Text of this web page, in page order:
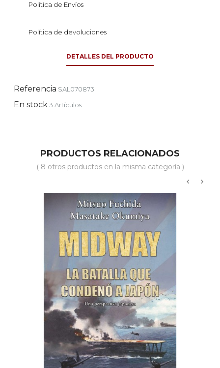
Política de Envíos
Política de devoluciones
DETALLES DEL PRODUCTO
Referencia SAL070873
En stock3 Artículos
PRODUCTOS RELACIONADOS
( 8 otros productos en la misma categoría )